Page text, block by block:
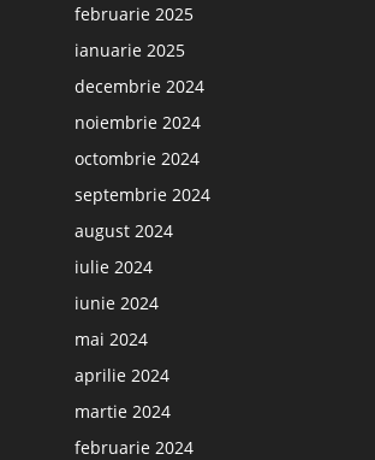
februarie 2025
ianuarie 2025
decembrie 2024
noiembrie 2024
octombrie 2024
septembrie 2024
august 2024
iulie 2024
iunie 2024
mai 2024
aprilie 2024
martie 2024
februarie 2024